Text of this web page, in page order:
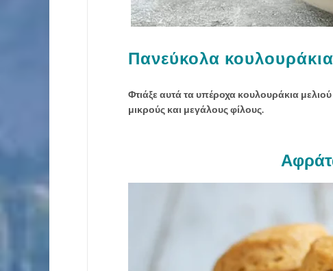
Πανεύκολα
Φτιάξε αυτά τα υπέροχα κουλουράκια μελιού
μικρούς και μεγάλους φίλους.